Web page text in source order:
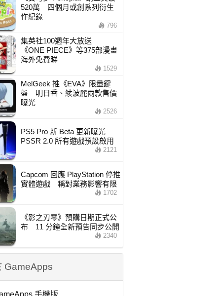
520萬 四個月或創系列衍生
作紀錄
796
集英社100週年大放送
《ONE PIECE》等375部漫畫
海外免費睇
1529
MelGeek 推《EVA》限量鍵
盤 明日香、綾波麗兩款售價
曝光
2526
PS5 Pro 新 Beta 更新曝光
PSSR 2.0 所有遊戲預設啟用
2121
Capcom 回應 PlayStation 停推
實體遊戲 稱對業務影響有限
1702
《影之刃零》預購日期正式公
布 11 分鐘全新預告同步公開
2340
GameApps
手機版